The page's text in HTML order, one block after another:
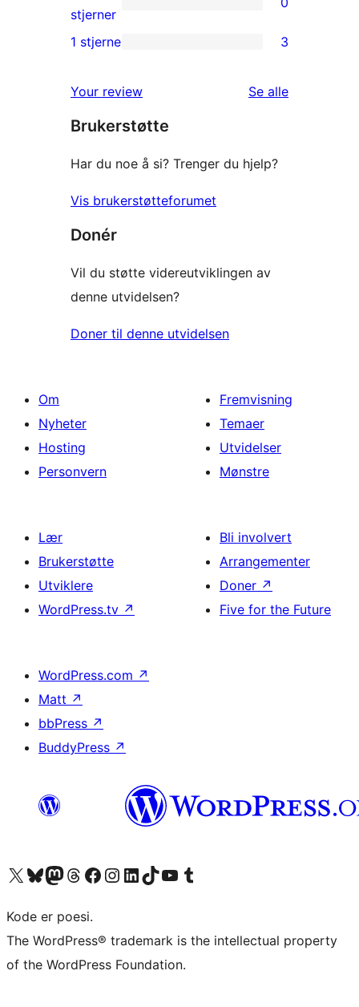
star
review
0
2-
reviews
stjerner
star
reviews
1 stjerne 3
Your review Se alleomtalene
Brukerstøtte
Har du noe å si? Trenger du hjelp?
Vis brukerstøtteforumet
Donér
Vil du støtte videreutviklingen av
denne utvidelsen?
Doner til denne utvidelsen
Om
Nyheter
Hosting
Personvern
Fremvisning
Temaer
Utvidelser
Mønstre
Lær
Brukerstøtte
Utviklere
WordPress.tv ↗
Bli involvert
Arrangementer
Doner ↗
Five for the Future
WordPress.com ↗
Matt ↗
bbPress ↗
BuddyPress ↗
Besøk vår konto på X Visit our Bluesky account
Besøk vår Mastodon-konto
Visit our Threads account
Besøk vår Facebook-sideBesøk vår Instagram-konto
Besøk vår LinkedIn-konto
Visit our TikTok account
Visit our YouTube channel
Visit our Tumblr account
Kode er poesi.
The WordPress® trademark is the intellectual property
of the WordPress Foundation.